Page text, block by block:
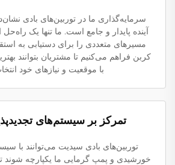
سرمایه‌گذاری ما در توربین‌های بادی
آینده پایدار و جامع است. ما تنها یک راه‌حل
مسیرهای متعددی را برای دستیابی به
کربن فراهم می‌کنیم تا مشتریان بتوانند
با موقعیت و نیازهای خود
تمرکز بر سیستم‌های
توربین‌های بادی سیدیت می‌توانند با
خورشیدی و پمپ گرمایی ما یکپارچه شوند